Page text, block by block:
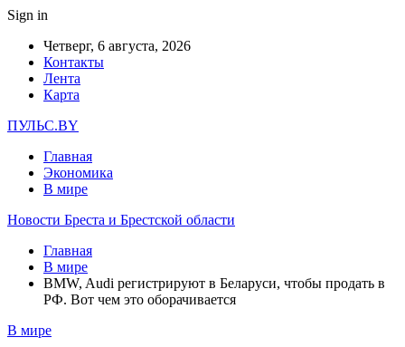
Sign in
Четверг, 6 августа, 2026
Контакты
Лента
Карта
ПУЛЬС.BY
Главная
Экономика
В мире
Новости Бреста и Брестской области
Главная
В мире
BMW, Audi регистрируют в Беларуси, чтобы продать в
РФ. Вот чем это оборачивается
В мире